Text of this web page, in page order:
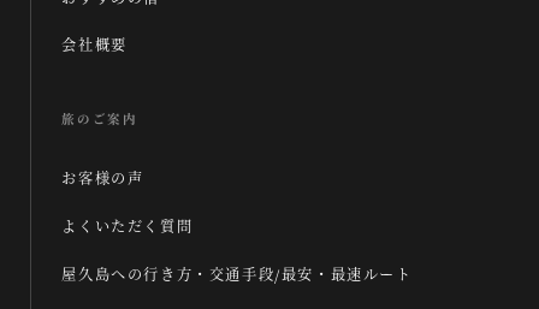
会社概要
旅のご案内
お客様の声
よくいただく質問
屋久島への行き方・交通手段/最安・最速ルート